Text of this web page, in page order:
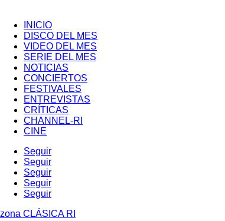
INICIO
DISCO DEL MES
VIDEO DEL MES
SERIE DEL MES
NOTICIAS
CONCIERTOS
FESTIVALES
ENTREVISTAS
CRÍTICAS
CHANNEL-RI
CINE
Seguir
Seguir
Seguir
Seguir
Seguir
zona CLÁSICA RI